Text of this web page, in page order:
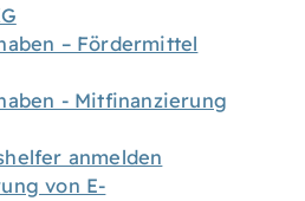
– Fördermittel
- Mitfinanzierung
anmelden
von E-